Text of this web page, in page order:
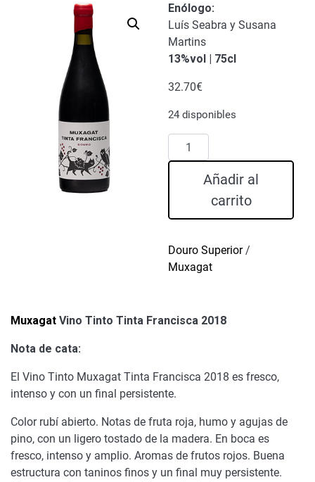
Enólogo:
Luís Seabra y Susana
Martins
13%vol | 75cl
32.70€
24 disponibles
Muxagat
Vino
Francisca
cantidad
Añadir al
carrito
Douro Superior/
Muxagat
Muxagat Vino Tinto Tinta Francisca 2018
Nota de cata:
El Vino Tinto Muxagat Tinta Francisca 2018 es fresco,
intenso y con un final persistente.
Color rubí abierto. Notas de fruta roja, humo y agujas de
pino, con un ligero tostado de la madera. En boca es
fresco, intenso y amplio. Aromas de frutos rojos. Buena
estructura con taninos finos y un final muy persistente.